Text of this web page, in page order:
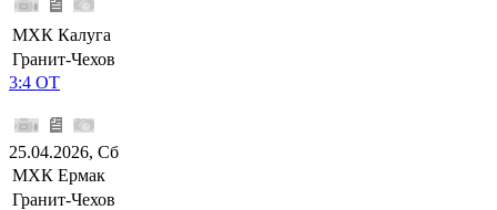
МХК Калуга
Гранит-Чехов
3:4 ОТ
25.04.2026, Сб
МХК Ермак
Гранит-Чехов